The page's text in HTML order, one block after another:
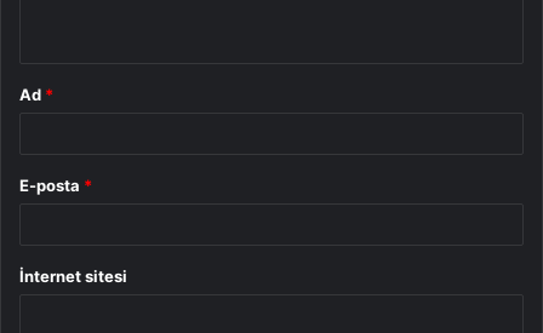
Ad *
E-posta *
İnternet sitesi